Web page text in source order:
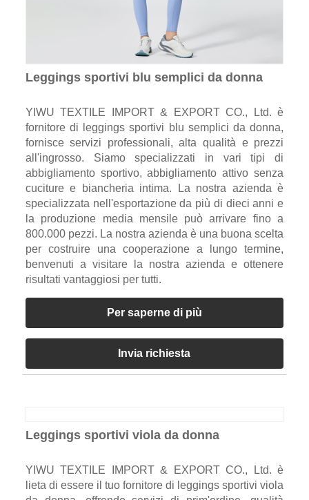
Leggings sportivi blu semplici da donna
YIWU TEXTILE IMPORT & EXPORT CO., Ltd. è
fornitore di leggings sportivi blu semplici da donna,
fornisce servizi professionali, alta qualità e prezzi
all'ingrosso. Siamo specializzati in vari tipi di
abbigliamento sportivo, abbigliamento attivo senza
cuciture e biancheria intima. La nostra azienda è
specializzata nell'esportazione da più di dieci anni e
la produzione media mensile può arrivare fino a
800.000 pezzi. La nostra azienda è una buona scelta
per costruire una cooperazione a lungo termine,
benvenuti a visitare la nostra azienda e ottenere
risultati vantaggiosi per tutti.
Per saperne di più
Invia richiesta
Leggings sportivi viola da donna
YIWU TEXTILE IMPORT & EXPORT CO., Ltd. è
lieta di essere il tuo fornitore di leggings sportivi viola